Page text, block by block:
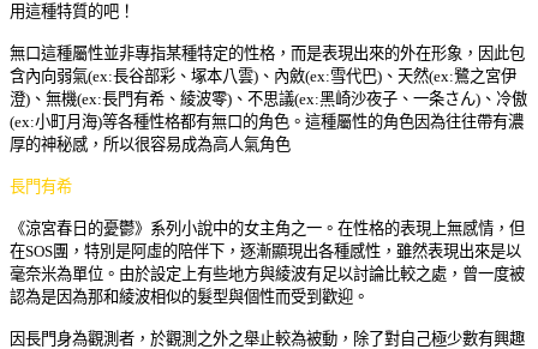
用這種特質的吧！
無口這種屬性並非專指某種特定的性格，而是表現出來的外在形象，因此包
含內向弱氣(ex:長谷部彩、塚本八雲)、內斂(ex:雪代巴)、天然(ex:鷺之宮伊
澄)、無機(ex:長門有希、綾波零)、不思議(ex:黑崎沙夜子、一条さん)、冷傲
(ex:小町月海)等各種性格都有無口的角色。這種屬性的角色因為往往帶有濃
厚的神秘感，所以很容易成為高人氣角色
長門有希
《涼宮春日的憂鬱》系列小說中的女主角之一。在性格的表現上無感情，但
在SOS團，特別是阿虛的陪伴下，逐漸顯現出各種感性，雖然表現出來是以
毫奈米為單位。由於設定上有些地方與綾波有足以討論比較之處，曾一度被
認為是因為那和綾波相似的髮型與個性而受到歡迎。
因長門身為觀測者，於觀測之外之舉止較為被動，除了對自己極少數有興趣